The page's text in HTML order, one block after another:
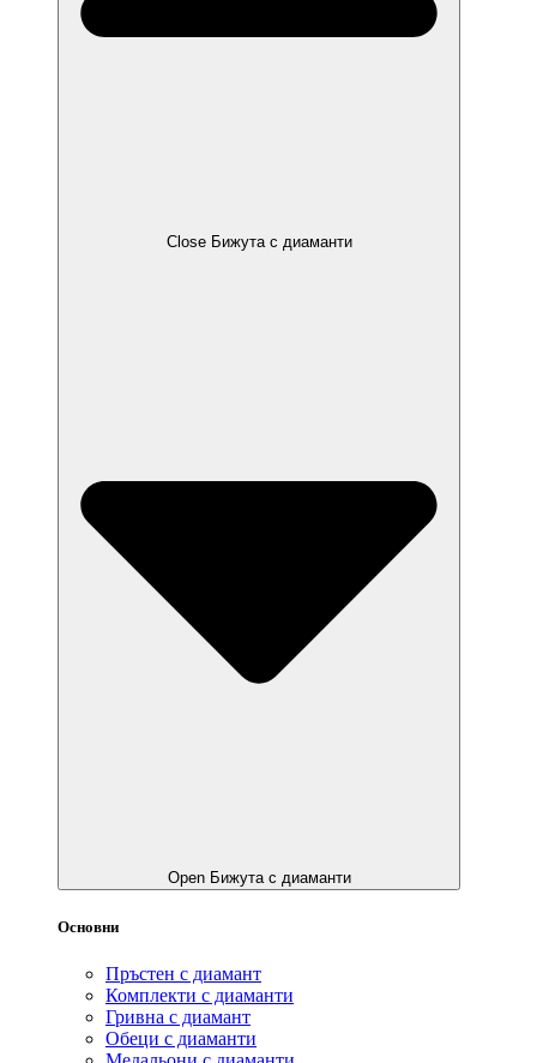
Close Бижута с диаманти
Open Бижута с диаманти
Основни
Пръстен с диамант
Комплекти с диаманти
Гривнa с диамант
Обеци с диаманти